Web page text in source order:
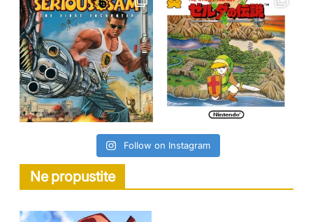
Follow on Instagram
Ne propustite